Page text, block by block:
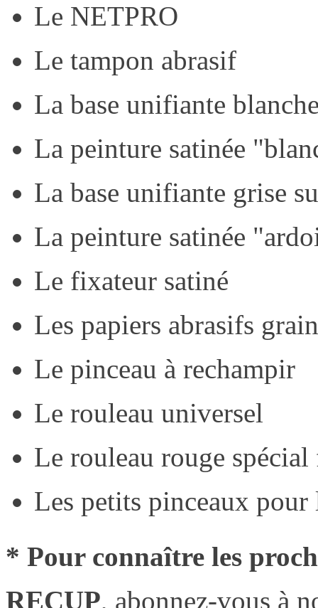
Le NETPRO
Le tampon abrasif
La base unifiante
La peinture satinée
La base unifiante grise
La peinture satinée
Le fixateur satiné
Les papiers abrasifs
Le pinceau à rechampir
Le rouleau universel
Le rouleau rouge
Les petits pinceaux
* Pour connaître les
RECUP, abonnez-vous à